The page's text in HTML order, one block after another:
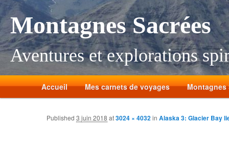
Montagnes Sacrées
Aventures et explorations
Accueil Mes carnets de voyages Montagnes
Published3 juin 2018 at3024 × 4032inAlaska 3: Glacier Bay